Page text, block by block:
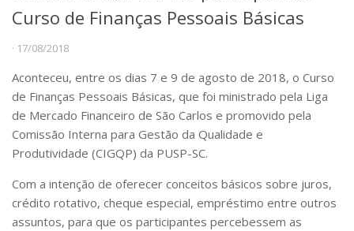
Gestão atual
Missão e Valores
Divisões e Seções
Comissões Internas
Pessoas
Localização
Serviços
Curso de Finanças Pessoais Básicas
· 17/08/2018
Aconteceu, entre os dias 7 e 9 de agosto de 2018, o Curso
de Finanças Pessoais Básicas, que foi ministrado pela Liga
de Mercado Financeiro de São Carlos e promovido pela
Comissão Interna para Gestão da Qualidade e
Produtividade (CIGQP) da PUSP-SC.
Com a intenção de oferecer conceitos básicos sobre juros,
crédito rotativo, cheque especial, empréstimo entre outros
assuntos, para que os participantes percebessem as